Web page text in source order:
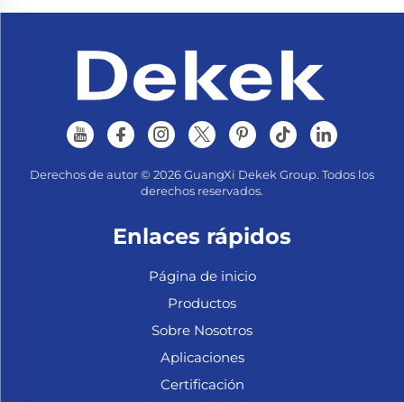
Derechos de autor © 2026 GuangXi Dekek Group. Todos los
derechos reservados.
Enlaces rápidos
Página de inicio
Productos
Sobre Nosotros
Aplicaciones
Certificación